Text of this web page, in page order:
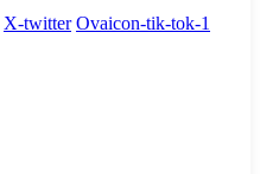
X-twitter Ovaicon-tik-tok-1